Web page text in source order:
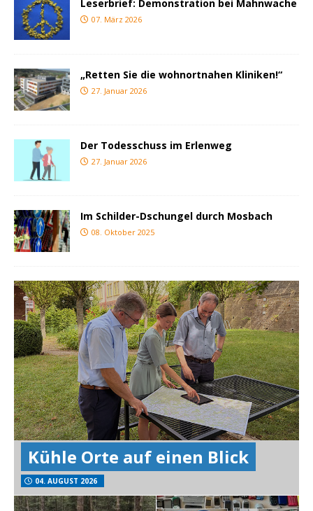
Leserbrief: Demonstration bei Mahnwache
07. März 2026
„Retten Sie die wohnortnahen Kliniken!“
27. Januar 2026
Der Todesschuss im Erlenweg
27. Januar 2026
Im Schilder-Dschungel durch Mosbach
08. Oktober 2025
Kühle Orte auf einen Blick
04. AUGUST 2026